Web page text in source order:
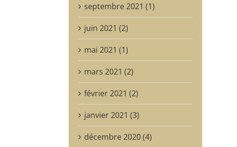
septembre 2021 (1)
juin 2021 (2)
mai 2021 (1)
mars 2021 (2)
février 2021 (2)
janvier 2021 (3)
décembre 2020 (4)